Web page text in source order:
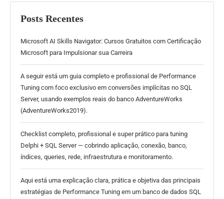
Posts Recentes
Microsoft AI Skills Navigator: Cursos Gratuitos com Certificação
Microsoft para Impulsionar sua Carreira
A seguir está um guia completo e profissional de Performance
Tuning com foco exclusivo em conversões implícitas no SQL
Server, usando exemplos reais do banco AdventureWorks
(AdventureWorks2019).
Checklist completo, profissional e super prático para tuning
Delphi + SQL Server — cobrindo aplicação, conexão, banco,
índices, queries, rede, infraestrutura e monitoramento.
Aqui está uma explicação clara, prática e objetiva das principais
estratégias de Performance Tuning em um banco de dados SQL